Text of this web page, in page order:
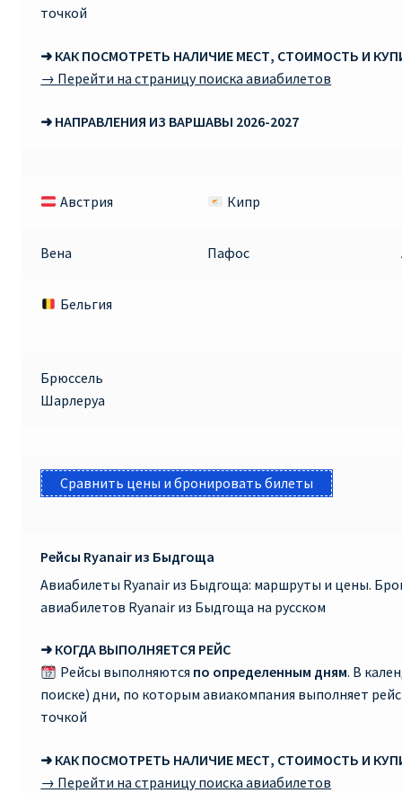
Райнэйр на русском
точкой
➜ КАК ПОСМОТРЕТЬ НАЛИЧИЕ МЕСТ, СТОИМОСТЬ И
→ Перейти на страницу поиска авиабилетов
➜ НАПРАВЛЕНИЯ ИЗ ВАРШАВЫ 2026-2027
Австрия Кипр
Вена Пафос
Бельгия
Брюссель
Шарлеруа
Сравнить цены и бронировать билеты
Рейсы Ryanair из Быдгоща
Авиабилеты Ryanair из Быдгоща: маршруты и цены.
авиабилетов Ryanair из Быдгоща на русском
➜ КОГДА ВЫПОЛНЯЕТСЯ РЕЙС
Рейсы выполняются по определенным дням. В
поиске) дни, по которым авиакомпания выполняет
точкой
➜ КАК ПОСМОТРЕТЬ НАЛИЧИЕ МЕСТ, СТОИМОСТЬ И
→ Перейти на страницу поиска авиабилетов